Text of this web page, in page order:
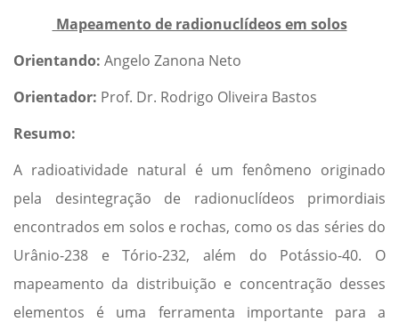
Mapeamento de radionuclídeos em solos
Orientando: Angelo Zanona Neto
Orientador: Prof. Dr. Rodrigo Oliveira Bastos
Resumo:
A radioatividade natural é um fenômeno originado
pela desintegração de radionuclídeos primordiais
encontrados em solos e rochas, como os das séries do
Urânio-238 e Tório-232, além do Potássio-40. O
mapeamento da distribuição e concentração desses
elementos é uma ferramenta importante para a